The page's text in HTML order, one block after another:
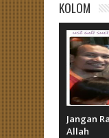
KOLOM
Jangan
Allah